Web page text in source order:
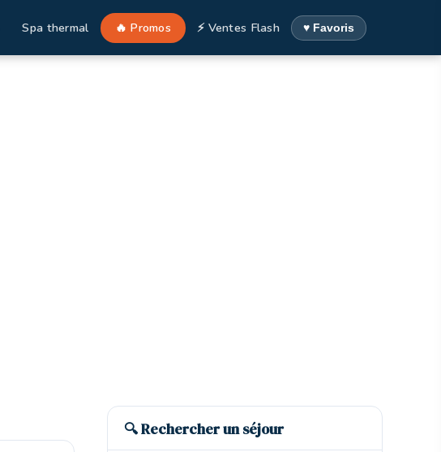
Spa thermal 🔥 Promos ⚡ Ventes Flash ♥ Favoris
🔍 Rechercher un séjour